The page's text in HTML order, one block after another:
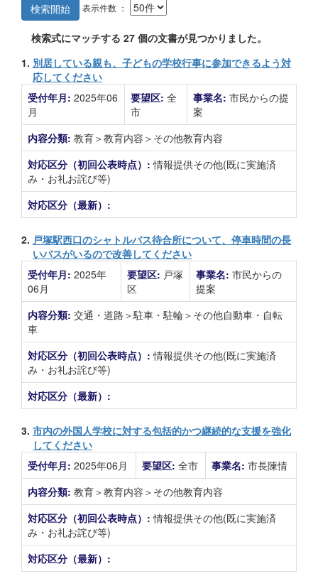
検索開始 表示件数 ：
検索式にマッチする 27 個の文書が見つかりました。
1. 別居している親も、子どもの学校行事に参加できるよう対
応してください
受付年月: 2025年06
月
要望区: 全
市
事業名: 市民からの提
案
内容分類: 教育＞教育内容＞その他教育内容
対応区分（初回公表時点）:情報提供その他(既に実施済
み・お礼お詫び等)
対応区分（最新）:
2. 戸塚駅西口のシャトルバス待合所について、停車時間の長
いバスがいるので改善してください
受付年月: 2025年
06月
要望区: 戸塚
区
事業名: 市民からの
提案
内容分類: 交通・道路＞駐車・駐輪＞その他自動車・自転
車
対応区分（初回公表時点）:情報提供その他(既に実施済
み・お礼お詫び等)
対応区分（最新）:
3. 市内の外国人学校に対する包括的かつ継続的な支援を強化
してください
受付年月: 2025年06月 要望区: 全市 事業名: 市長陳情
内容分類: 教育＞教育内容＞その他教育内容
対応区分（初回公表時点）:情報提供その他(既に実施済
み・お礼お詫び等)
対応区分（最新）: